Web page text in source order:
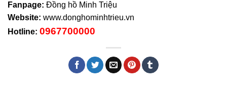
Fanpage: Đồng hồ Minh Triệu
Website: www.donghominhtrieu.vn
Hotline: 0967700000